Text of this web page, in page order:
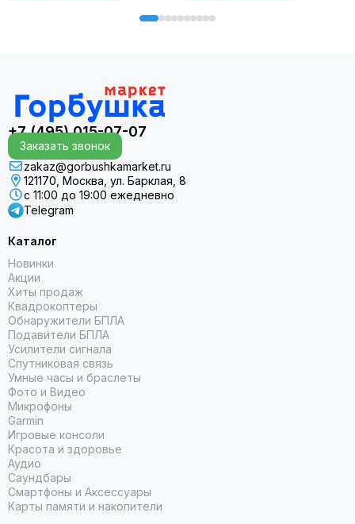
+7 (495) 015-07-07
Заказать звонок
zakaz@gorbushkamarket.ru
121170, Москва, ул. Барклая, 8
с 11:00 до 19:00 ежедневно
Telegram
Каталог
Новинки
Акции
Хиты продаж
Квадрокоптеры
Обнаружители БПЛА
Подавители БПЛА
Усилители сигнала
Спутниковая связь
Умные часы и браслеты
Фото и Видео
Микрофоны
Garmin
Игровые консоли
Красота и здоровье
Аудио
Саундбары
Смартфоны и Аксессуары
Карты памяти и накопители